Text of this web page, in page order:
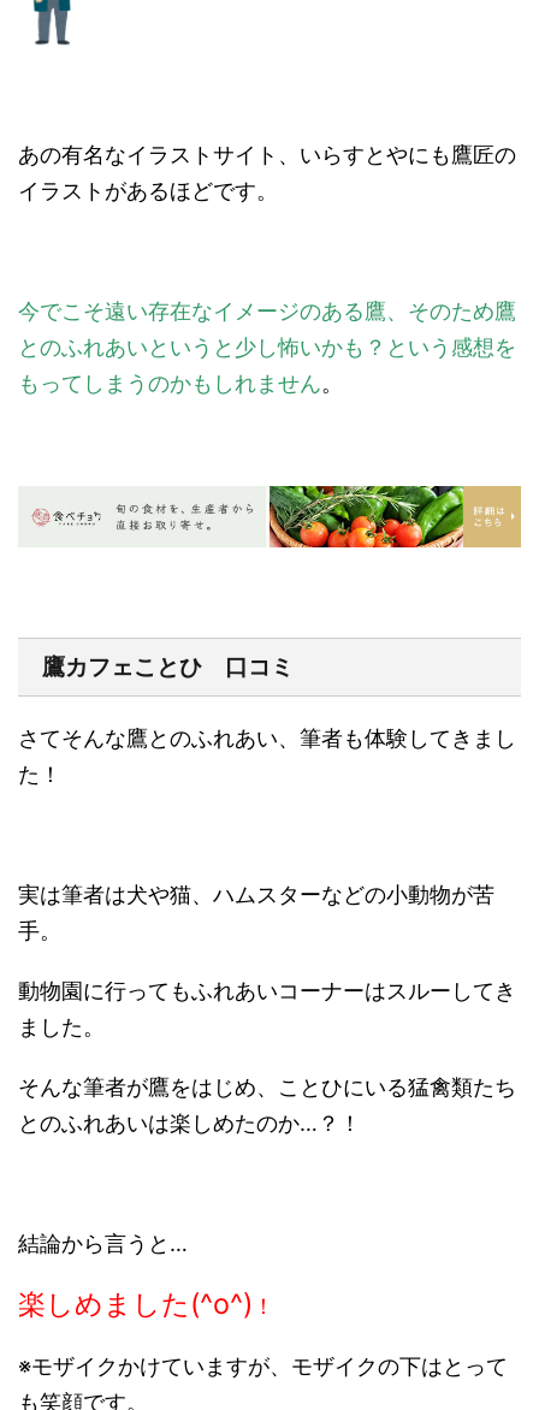
あの有名なイラストサイト、いらすとやにも鷹匠の
イラストがあるほどです。
今でこそ遠い存在なイメージのある鷹、そのため鷹
とのふれあいというと少し怖いかも？という感想を
もってしまうのかもしれません。
鷹カフェことひ 口コミ
さてそんな鷹とのふれあい、筆者も体験してきまし
た！
実は筆者は犬や猫、ハムスターなどの小動物が苦
手。
動物園に行ってもふれあいコーナーはスルーしてき
ました。
そんな筆者が鷹をはじめ、ことひにいる猛禽類たち
とのふれあいは楽しめたのか…？！
結論から言うと…
楽しめました(^o^) ！
※モザイクかけていますが、モザイクの下はとって
も笑顔です。